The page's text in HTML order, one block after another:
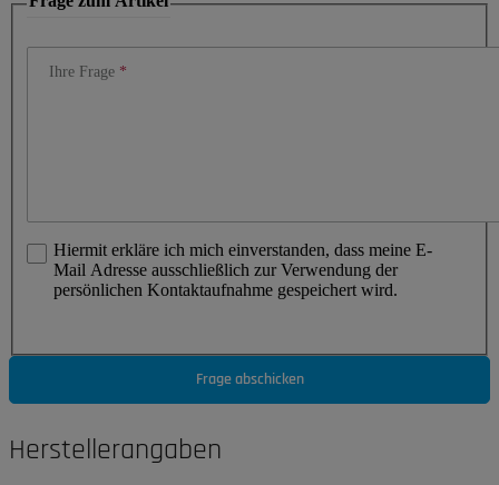
Ihre Frage
Hiermit erkläre ich mich einverstanden, dass meine E-
Mail Adresse ausschließlich zur Verwendung der
persönlichen Kontaktaufnahme gespeichert wird.
Frage abschicken
Herstellerangaben